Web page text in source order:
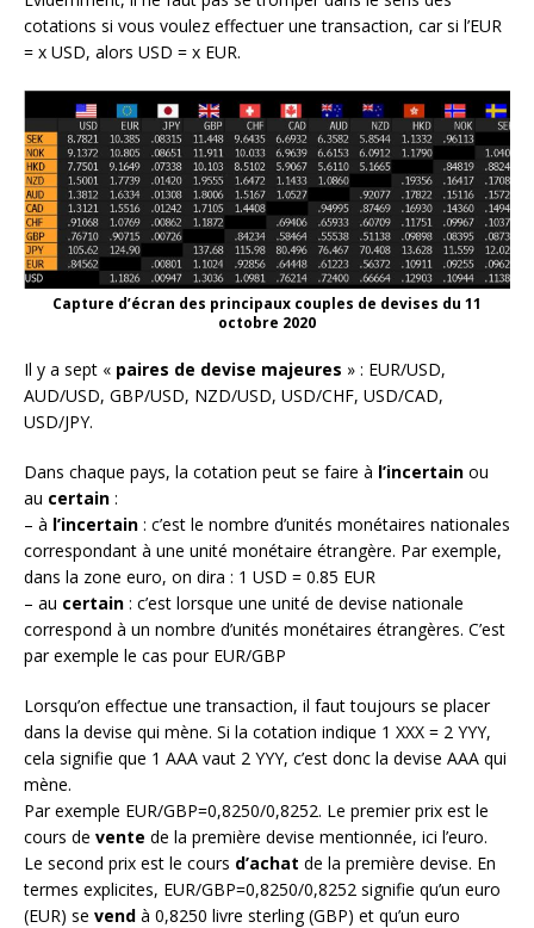
cotations si vous voulez effectuer une transaction, car si l’EUR
= x USD, alors USD = x EUR.
Capture d’écran des principaux couples de devises du 11
octobre 2020
Il y a sept « paires de devise majeures » : EUR/USD,
AUD/USD, GBP/USD, NZD/USD, USD/CHF, USD/CAD,
USD/JPY.
Dans chaque pays, la cotation peut se faire à l’incertain ou
au certain :
– à l’incertain : c’est le nombre d’unités monétaires nationales
correspondant à une unité monétaire étrangère. Par exemple,
dans la zone euro, on dira : 1 USD = 0.85 EUR
– au certain : c’est lorsque une unité de devise nationale
correspond à un nombre d’unités monétaires étrangères. C’est
par exemple le cas pour EUR/GBP
Lorsqu’on effectue une transaction, il faut toujours se placer
dans la devise qui mène. Si la cotation indique 1 XXX = 2 YYY,
cela signifie que 1 AAA vaut 2 YYY, c’est donc la devise AAA qui
mène.
Par exemple EUR/GBP=0,8250/0,8252. Le premier prix est le
cours de vente de la première devise mentionnée, ici l’euro.
Le second prix est le cours d’achat de la première devise. En
termes explicites, EUR/GBP=0,8250/0,8252 signifie qu’un euro
(EUR) se vend à 0,8250 livre sterling (GBP) et qu’un euro